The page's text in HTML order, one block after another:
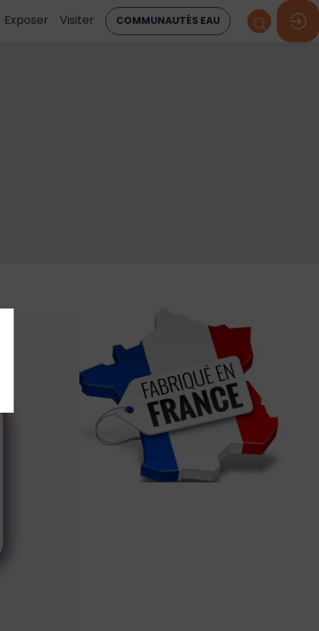
Exposer Visiter COMMUNAUTÉS EAU